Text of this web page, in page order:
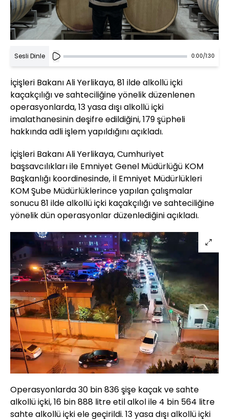
Sesli Dinle 0:00/1:30
İçişleri Bakanı Ali Yerlikaya, 81 ilde alkollü içki
kaçakçılığı ve sahteciliğine yönelik düzenlenen
operasyonlarda, 13 yasa dışı alkollü içki
imalathanesinin deşifre edildiğini, 179 şüpheli
hakkında adli işlem yapıldığını açıkladı.
İçişleri Bakanı Ali Yerlikaya, Cumhuriyet
başsavcılıkları ile Emniyet Genel Müdürlüğü KOM
Başkanlığı koordinesinde, İl Emniyet Müdürlükleri
KOM Şube Müdürlüklerince yapılan çalışmalar
sonucu 81 ilde alkollü içki kaçakçılığı ve sahteciliğine
yönelik dün operasyonlar düzenlediğini açıkladı.
Operasyonlarda 30 bin 836 şişe kaçak ve sahte
alkollü içki, 16 bin 888 litre etil alkol ile 4 bin 564 litre
sahte alkollü içki ele geçirildi. 13 yasa dışı alkollü içki